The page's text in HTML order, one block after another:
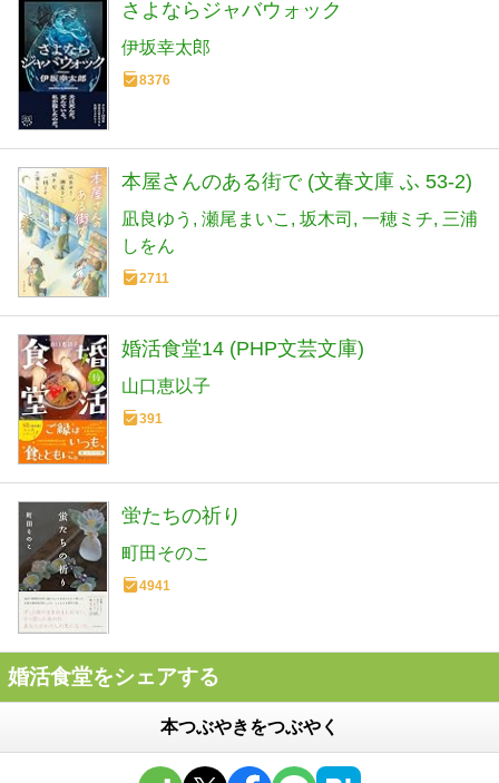
さよならジャバウォック
伊坂幸太郎
8376
本屋さんのある街で (文春文庫 ふ 53-2)
凪良ゆう 瀬尾まいこ 坂木司 一穂ミチ 三浦
しをん
2711
婚活食堂14 (PHP文芸文庫)
山口恵以子
391
蛍たちの祈り
町田そのこ
4941
婚活食堂をシェアする
本つぶやきをつぶやく